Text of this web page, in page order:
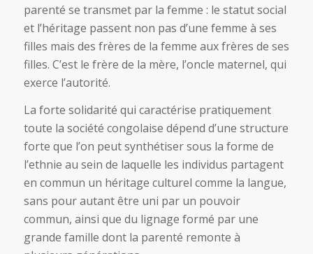
parenté se transmet par la femme : le statut social
et l’héritage passent non pas d’une femme à ses
filles mais des frères de la femme aux frères de ses
filles. C’est le frère de la mère, l’oncle maternel, qui
exerce l’autorité.
La forte solidarité qui caractérise pratiquement
toute la société congolaise dépend d’une structure
forte que l’on peut synthétiser sous la forme de
l’ethnie au sein de laquelle les individus partagent
en commun un héritage culturel comme la langue,
sans pour autant être uni par un pouvoir
commun, ainsi que du lignage formé par une
grande famille dont la parenté remonte à